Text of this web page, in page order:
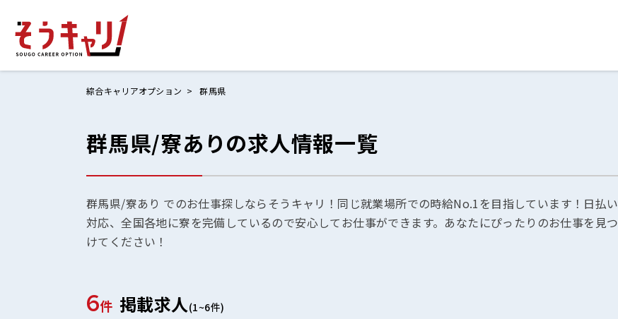
ホームにもどる
お気に入りリスト
お問い合わせ
綜合キャリアオプション 群馬県
群馬県/寮ありの求人情報一覧
群馬県/寮あり でのお仕事探しならそうキャリ！同じ就業場所での時給No.1を目指しています！日払い
対応、全国各地に寮を完備しているので安心してお仕事ができます。あなたにぴったりのお仕事を見つ
けてください！
6件 掲載求人(1~6件)